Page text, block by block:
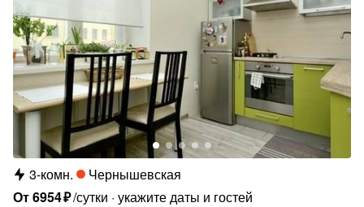
3-комн.
Чернышевская
От6954₽/сутки укажите даты и гостей